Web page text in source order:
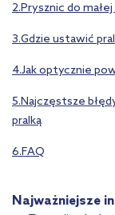
2.Prysznic do
3.Gdzie ustawić
4.Jak optycznie
5.Najczęstsze
pralką
6.FAQ
Najważniejsze